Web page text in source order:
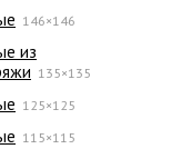
146×146
из
135×135
125×125
115×115